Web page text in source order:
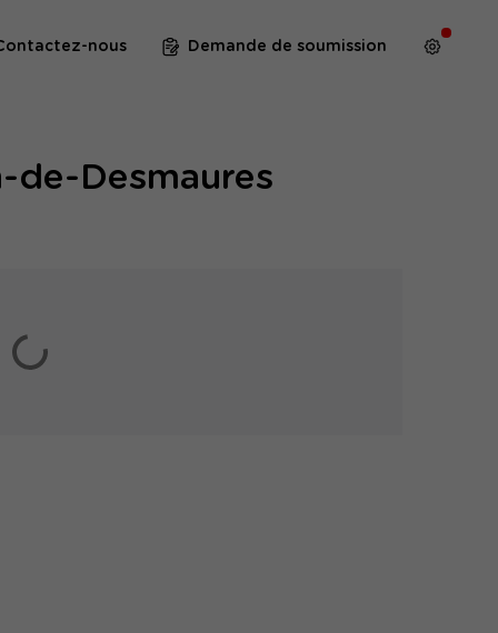
nous Demande de soumission
de-Desmaures